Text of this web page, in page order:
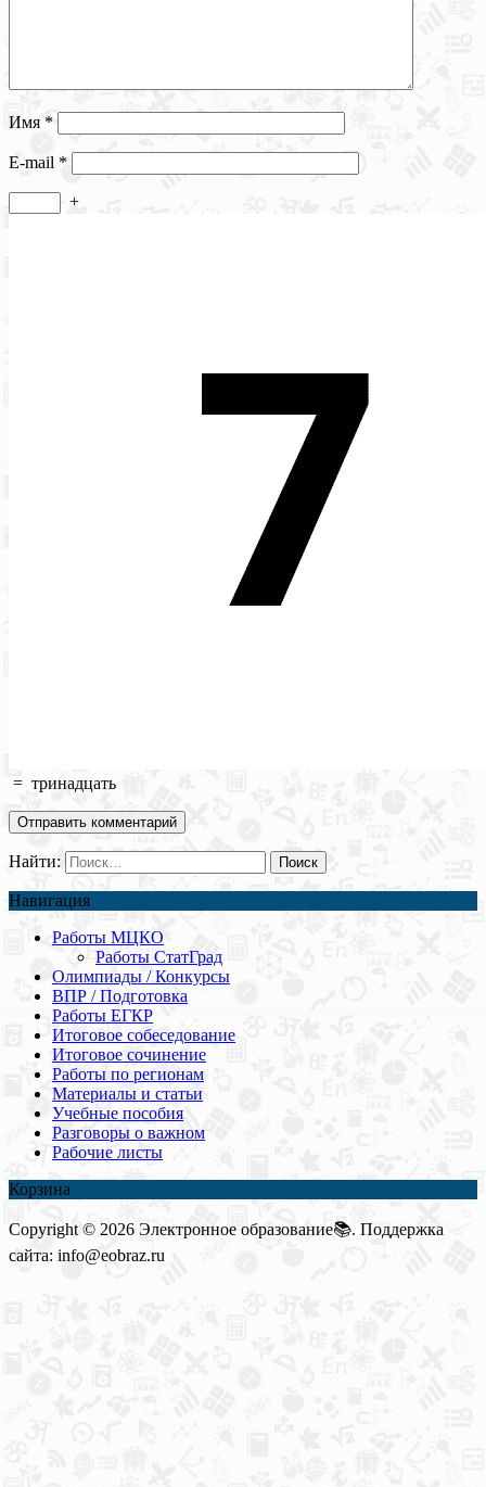
Имя *
E-mail *
+
= тринадцать
Найти:
Навигация
Работы МЦКО
Работы СтатГрад
Олимпиады / Конкурсы
ВПР / Подготовка
Работы ЕГКР
Итоговое собеседование
Итоговое сочинение
Работы по регионам
Материалы и статьи
Учебные пособия
Разговоры о важном
Рабочие листы
Корзина
Copyright © 2026 Электронное образование📚. Поддержка
сайта: info@eobraz.ru